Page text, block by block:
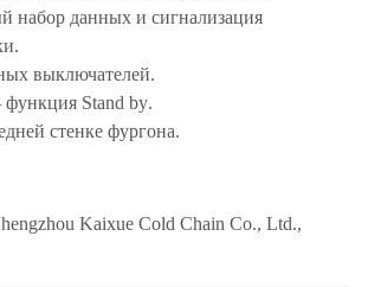
набор данных и сигнализация
выключателей.
функция Stand by.
стенке фургона.
Kaixue Cold Chain Co., Ltd.,